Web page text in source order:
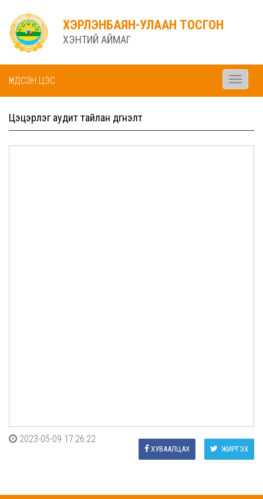
ХЭРЛЭНБАЯН-УЛААН ТОСГОН
ХЭНТИЙ АЙМАГ
ҮНДСЭН ЦЭС
Toggle
Цэцэрлэг аудит тайлан дүгнэлт
2023-05-09 17:26:22
ЖИРГЭХ
ХУВААЛЦАХ